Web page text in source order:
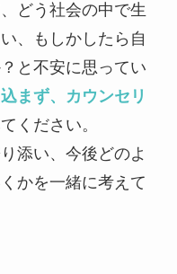
どう社会の中で生
、もしかしたら自
と不安に思ってい
まず、カウンセリ
ください。
添い、今後どのよ
かを一緒に考えて